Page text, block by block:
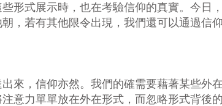
形式展示時，也在考驗信仰的真實。今日，
，若有其他限令出現，我們還可以通過信仰
來，信仰亦然。我們的確需要藉著某些外
意力單單放在外在形式，而忽略形式背後的